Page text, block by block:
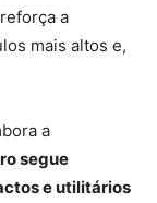
a
mais altos e,
a
segue
e utilitários